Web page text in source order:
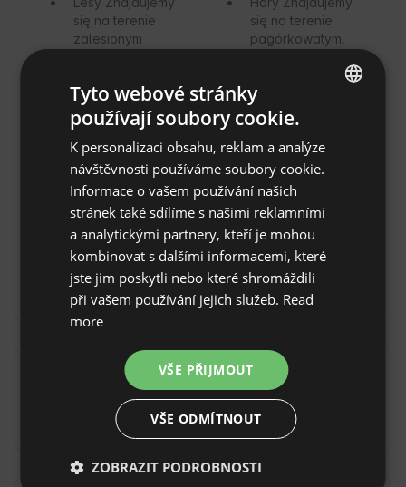
się na terenie
zalesionym
się na terenie
pagórkowatym,
nas jak w
górach.
Řeka
Nie mamy
bezpośredniego
dostępu do
rzeki, ale
chętnie
zabierzemy Cię
na ryby w
ciekawe miejsca.
3 km
Doprava
SPANISH
GERMAN
ITALIAN
FRENCH
CZECH
Tyto webové stránky
používají soubory cookie.
K personalizaci obsahu, reklam a analýze
návštěvnosti používáme soubory cookie.
Informace o vašem používání našich
stránek také sdílíme s našimi reklamními
a analytickými partnery, kteří je mohou
kombinovat s dalšími informacemi, které
jste jim poskytli nebo které shromáždili
při vašem používání jejich služeb. Read
more
VŠE PŘIJMOUT
VŠE ODMÍTNOUT
ZOBRAZIT PODROBNOSTI